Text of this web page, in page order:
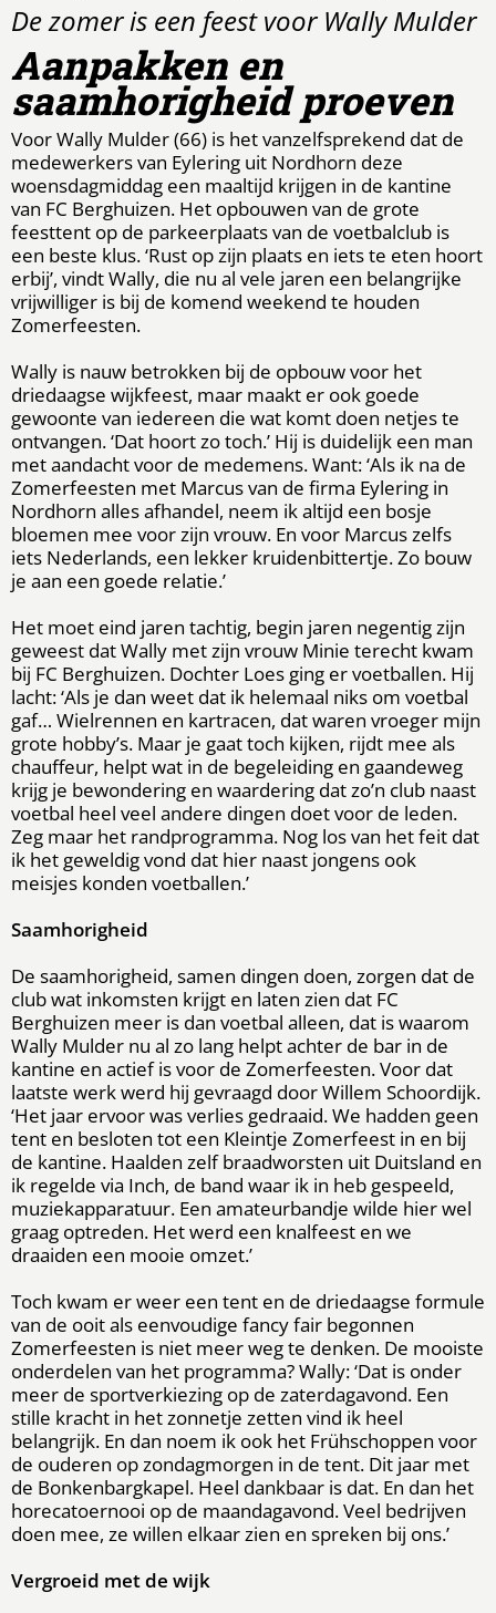
De zomer is een feest voor Wally Mulder
Aanpakken en
saamhorigheid proeven
Voor Wally Mulder (66) is het vanzelfsprekend dat de
medewerkers van Eylering uit Nordhorn deze
woensdagmiddag een maaltijd krijgen in de kantine
van FC Berghuizen. Het opbouwen van de grote
feesttent op de parkeerplaats van de voetbalclub is
een beste klus. ‘Rust op zijn plaats en iets te eten hoort
erbij’, vindt Wally, die nu al vele jaren een belangrijke
vrijwilliger is bij de komend weekend te houden
Zomerfeesten.
Wally is nauw betrokken bij de opbouw voor het
driedaagse wijkfeest, maar maakt er ook goede
gewoonte van iedereen die wat komt doen netjes te
ontvangen. ‘Dat hoort zo toch.’ Hij is duidelijk een man
met aandacht voor de medemens. Want: ‘Als ik na de
Zomerfeesten met Marcus van de firma Eylering in
Nordhorn alles afhandel, neem ik altijd een bosje
bloemen mee voor zijn vrouw. En voor Marcus zelfs
iets Nederlands, een lekker kruidenbittertje. Zo bouw
je aan een goede relatie.’
Het moet eind jaren tachtig, begin jaren negentig zijn
geweest dat Wally met zijn vrouw Minie terecht kwam
bij FC Berghuizen. Dochter Loes ging er voetballen. Hij
lacht: ‘Als je dan weet dat ik helemaal niks om voetbal
gaf… Wielrennen en kartracen, dat waren vroeger mijn
grote hobby’s. Maar je gaat toch kijken, rijdt mee als
chauffeur, helpt wat in de begeleiding en gaandeweg
krijg je bewondering en waardering dat zo’n club naast
voetbal heel veel andere dingen doet voor de leden.
Zeg maar het randprogramma. Nog los van het feit dat
ik het geweldig vond dat hier naast jongens ook
meisjes konden voetballen.’
Saamhorigheid
De saamhorigheid, samen dingen doen, zorgen dat de
club wat inkomsten krijgt en laten zien dat FC
Berghuizen meer is dan voetbal alleen, dat is waarom
Wally Mulder nu al zo lang helpt achter de bar in de
kantine en actief is voor de Zomerfeesten. Voor dat
laatste werk werd hij gevraagd door Willem Schoordijk.
‘Het jaar ervoor was verlies gedraaid. We hadden geen
tent en besloten tot een Kleintje Zomerfeest in en bij
de kantine. Haalden zelf braadworsten uit Duitsland en
ik regelde via Inch, de band waar ik in heb gespeeld,
muziekapparatuur. Een amateurbandje wilde hier wel
graag optreden. Het werd een knalfeest en we
draaiden een mooie omzet.’
Toch kwam er weer een tent en de driedaagse formule
van de ooit als eenvoudige fancy fair begonnen
Zomerfeesten is niet meer weg te denken. De mooiste
onderdelen van het programma? Wally: ‘Dat is onder
meer de sportverkiezing op de zaterdagavond. Een
stille kracht in het zonnetje zetten vind ik heel
belangrijk. En dan noem ik ook het Frühschoppen voor
de ouderen op zondagmorgen in de tent. Dit jaar met
de Bonkenbargkapel. Heel dankbaar is dat. En dan het
horecatoernooi op de maandagavond. Veel bedrijven
doen mee, ze willen elkaar zien en spreken bij ons.’
Vergroeid met de wijk